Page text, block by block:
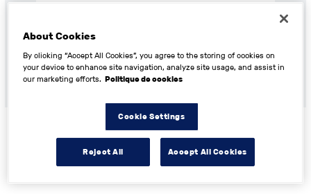
RECHERCHER
Toutes les annonces Midi-Pyrénées
About Cookies
By clicking “Accept All Cookies”, you agree to the storing of cookies on
your device to enhance site navigation, analyze site usage, and assist in
our marketing efforts. Politique de cookies
Cookie Settings
Reject All Accept All Cookies